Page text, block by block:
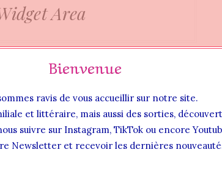
Area
Bienvenue
ravis de vous accueillir sur notre site.
et littéraire, mais aussi des sorties,
suivre sur Instagram, TikTok ou encore
Newsletter et recevoir les dernières